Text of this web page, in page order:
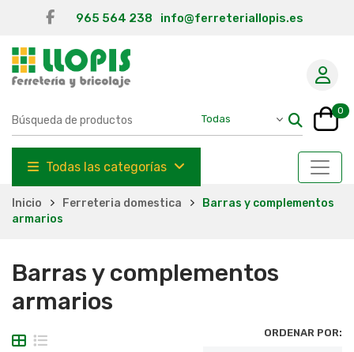
965 564 238 info@ferreteriallopis.es
0
Todas las categorías
Inicio Ferreteria domestica
Barras y complementos
armarios
Barras y complementos
armarios
ORDENAR POR: